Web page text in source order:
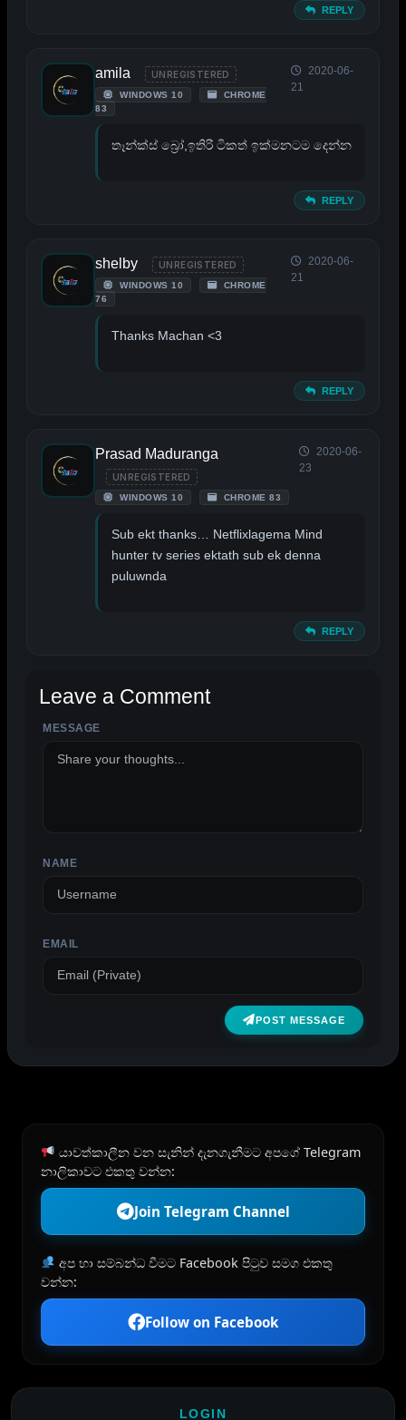
REPLY
amila UNREGISTERED
WINDOWS 10
CHROME
83
2020-06-
21
තෑන්ක්ස් බ්‍රෝ,ඉතිරි ටිකත් ඉක්මනටම දෙන්න
REPLY
shelby UNREGISTERED
WINDOWS 10
CHROME
76
2020-06-
21
Thanks Machan <3
REPLY
Prasad Maduranga
UNREGISTERED
WINDOWS 10 CHROME 83
2020-06-
23
Sub ekt thanks… Netflixlagema Mind
hunter tv series ektath sub ek denna
puluwnda
REPLY
Leave a Comment
MESSAGE
NAME
EMAIL
POST MESSAGE
ALTERNATIVE:
යාවත්කාලීන වන සැනින් දැනගැනීමට අපගේ Telegram
නාලිකාවට එකතු වන්න:
Join Telegram Channel
අප හා සම්බන්ධ වීමට Facebook පිටුව සමග එකතු
වන්න:
Follow on Facebook
LOGIN